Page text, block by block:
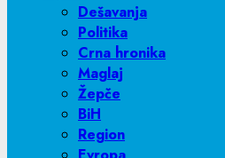
Dešavanja
Politika
Crna hronika
Maglaj
Žepče
BiH
Region